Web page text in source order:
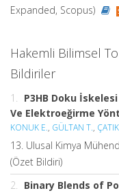
Expanded, Scopus)
Hakemli Bilimsel
Bildiriler
1. P3HB Doku
Ve Elektroeğirme
KONUK E., GÜLTAN T.,
13. Ulusal Kimya
(Özet Bildiri)
2. Binary Blends of